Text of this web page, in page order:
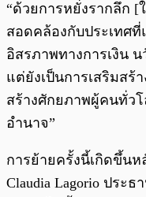
“ด้วยการหยั่งรากลึก [
สอดคล้องกับประเทศ
อิสรภาพทางการเงิน
แต่ยังเป็นการเสริมสร้
สร้างศักยภาพผู้คนทั่ว
อำนาจ”
การย้ายครั้งนี้เกิดขึ้นห
Claudia Lagorio ประ